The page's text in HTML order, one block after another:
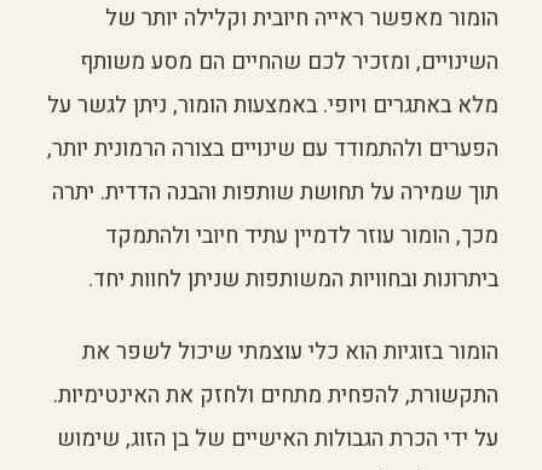
הומור מאפשר ראייה חיובית וקלילה יותר של
השינויים, ומזכיר לכם שהחיים הם מסע משותף
מלא באתגרים ויופי. באמצעות הומור, ניתן לגשר על
הפערים ולהתמודד עם שינויים בצורה הרמונית יותר,
תוך שמירה על תחושת שותפות והבנה הדדית. יתרה
מכך, הומור עוזר לדמיין עתיד חיובי ולהתמקד
ביתרונות ובחוויות המשותפות שניתן לחוות יחד.
הומור בזוגיות הוא כלי עוצמתי שיכול לשפר את
התקשורת, להפחית מתחים ולחזק את האינטימיות.
על ידי הכרת הגבולות האישיים של בן הזוג, שימוש